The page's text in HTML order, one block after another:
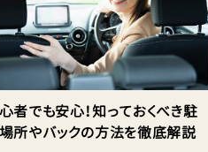
者でも安心！知っておくべき駐
所やバックの方法を徹底解説